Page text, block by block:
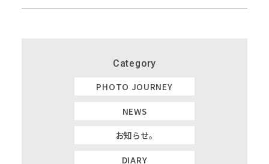
Category
PHOTO JOURNEY
NEWS
お知らせ。
DIARY